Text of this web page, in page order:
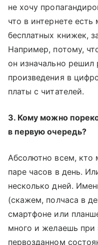
не хочу
что в интернете
бесплатных книжек,
Например, потому,
он изначально решил
произведения в
платы с читателей.
3. Кому можно
в первую очередь?
Абсолютно всем, кто
паре часов в день.
несколько дней.
(скажем, полчаса в
смартфоне или
много и желаешь при
первозданном